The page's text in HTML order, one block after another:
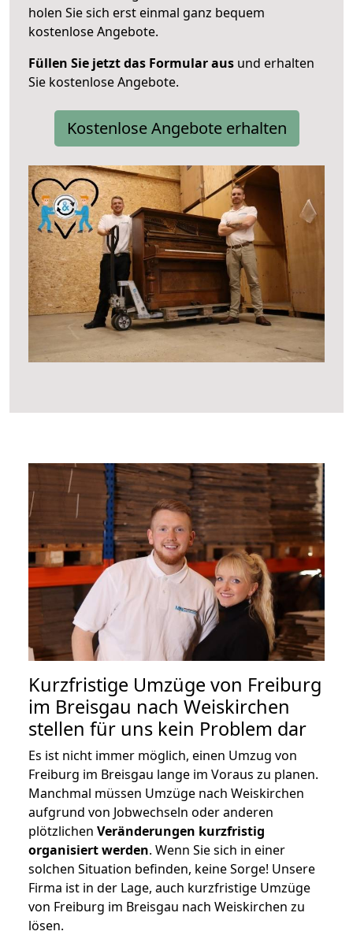
holen Sie sich erst einmal ganz bequem
kostenlose Angebote.
Füllen Sie jetzt das Formular aus und erhalten
Sie kostenlose Angebote.
Kostenlose Angebote erhalten
Kurzfristige Umzüge von Freiburg
im Breisgau nach Weiskirchen
stellen für uns kein Problem dar
Es ist nicht immer möglich, einen Umzug von
Freiburg im Breisgau lange im Voraus zu planen.
Manchmal müssen Umzüge nach Weiskirchen
aufgrund von Jobwechseln oder anderen
plötzlichen Veränderungen kurzfristig
organisiert werden. Wenn Sie sich in einer
solchen Situation befinden, keine Sorge! Unsere
Firma ist in der Lage, auch kurzfristige Umzüge
von Freiburg im Breisgau nach Weiskirchen zu
lösen.